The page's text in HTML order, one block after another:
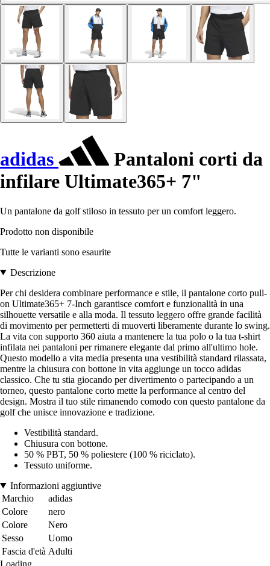
adidas
Pantaloni corti da
infilare Ultimate365+ 7"
Un pantalone da golf stiloso in tessuto per un comfort leggero.
Prodotto non disponibile
Tutte le varianti sono esaurite
Descrizione
Per chi desidera combinare performance e stile, il pantalone corto pull-
on Ultimate365+ 7-Inch garantisce comfort e funzionalità in una
silhouette versatile e alla moda. Il tessuto leggero offre grande facilità
di movimento per permetterti di muoverti liberamente durante lo swing.
La vita con supporto 360 aiuta a mantenere la tua polo o la tua t-shirt
infilata nei pantaloni per rimanere elegante dal primo all'ultimo hole.
Questo modello a vita media presenta una vestibilità standard rilassata,
mentre la chiusura con bottone in vita aggiunge un tocco adidas
classico. Che tu stia giocando per divertimento o partecipando a un
torneo, questo pantalone corto mette la performance al centro del
design. Mostra il tuo stile rimanendo comodo con questo pantalone da
golf che unisce innovazione e tradizione.
Vestibilità standard.
Chiusura con bottone.
50 % PBT, 50 % poliestere (100 % riciclato).
Tessuto uniforme.
Informazioni aggiuntive
Marchio
adidas
Colore
nero
Colore
Nero
Sesso
Uomo
Fascia d'età Adulti
Loading...